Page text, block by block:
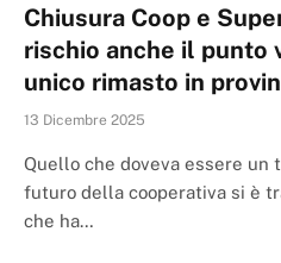
Chiusura Coop e
rischio anche il punto
unico rimasto in
13 Dicembre 2025
Quello che doveva essere un
futuro della cooperativa si è
che ha…